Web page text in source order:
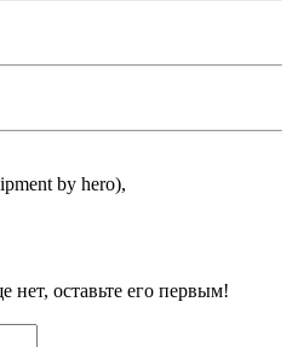
by hero),
оставьте его первым!